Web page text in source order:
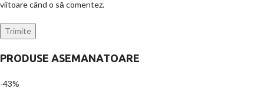
viitoare când o să comentez.
PRODUSE ASEMANATOARE
-43%